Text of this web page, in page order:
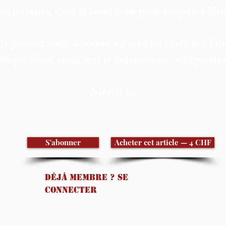
S'abonner Acheter cet article — 4 CHF
Déjà membre ? Se
connecter